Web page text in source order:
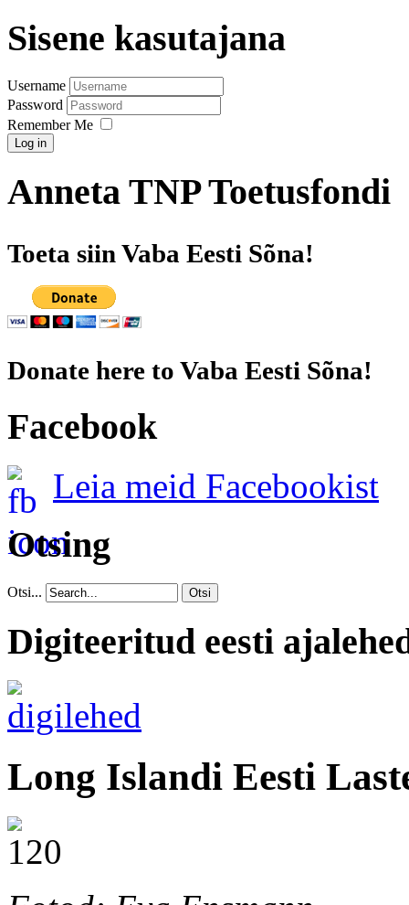
Sisene kasutajana
Username
Password
Remember Me
Log in
Anneta TNP Toetusfondi
Toeta siin Vaba Eesti Sõna!
Donate here to Vaba Eesti Sõna!
Facebook
Leia meid Facebookist
Otsing
Otsi... Otsi
Digiteeritud eesti
Long Islandi Eesti